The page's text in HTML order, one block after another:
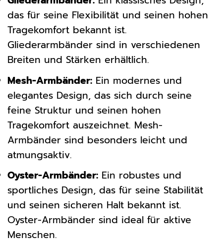
das für seine Flexibilität und seinen hohen
Tragekomfort bekannt ist.
Gliederarmbänder sind in verschiedenen
Breiten und Stärken erhältlich.
Mesh-Armbänder: Ein modernes und
elegantes Design, das sich durch seine
feine Struktur und seinen hohen
Tragekomfort auszeichnet. Mesh-
Armbänder sind besonders leicht und
atmungsaktiv.
Oyster-Armbänder: Ein robustes und
sportliches Design, das für seine Stabilität
und seinen sicheren Halt bekannt ist.
Oyster-Armbänder sind ideal für aktive
Menschen.